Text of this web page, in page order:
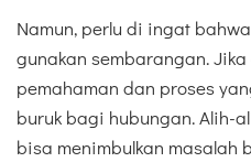
Namun, perlu di ingat
gunakan sembarangan.
pemahaman dan proses
buruk bagi hubungan. Alih-
bisa menimbulkan masalah